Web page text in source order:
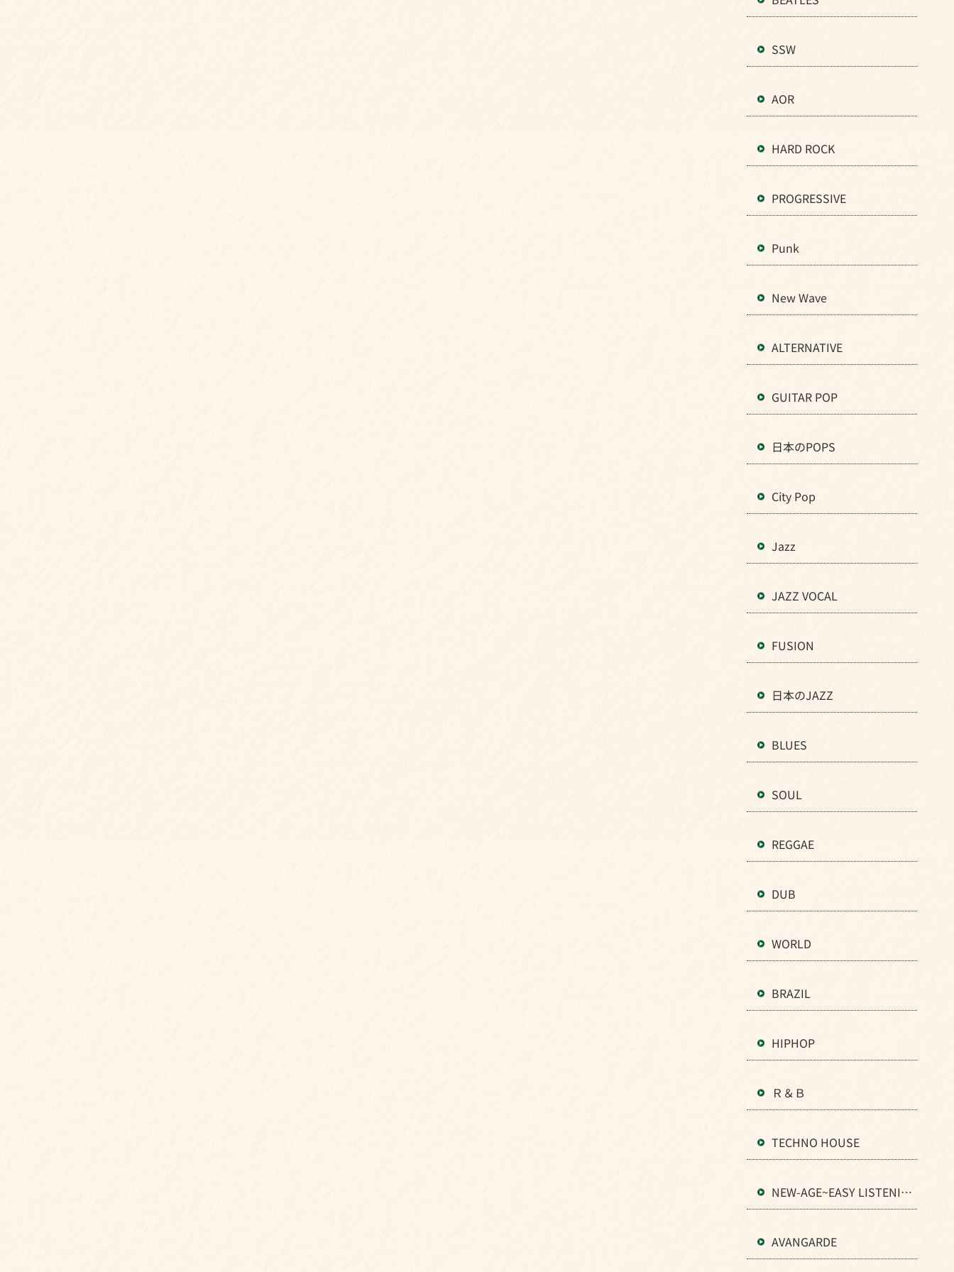
SSW
AOR
HARD ROCK
PROGRESSIVE
Punk
New Wave
ALTERNATIVE
GUITAR POP
日本のPOPS
City Pop
Jazz
JAZZ VOCAL
FUSION
日本のJAZZ
BLUES
SOUL
REGGAE
DUB
WORLD
BRAZIL
HIPHOP
Ｒ＆Ｂ
TECHNO HOUSE
NEW-AGE~EASY LISTENIN
G
AVANGARDE